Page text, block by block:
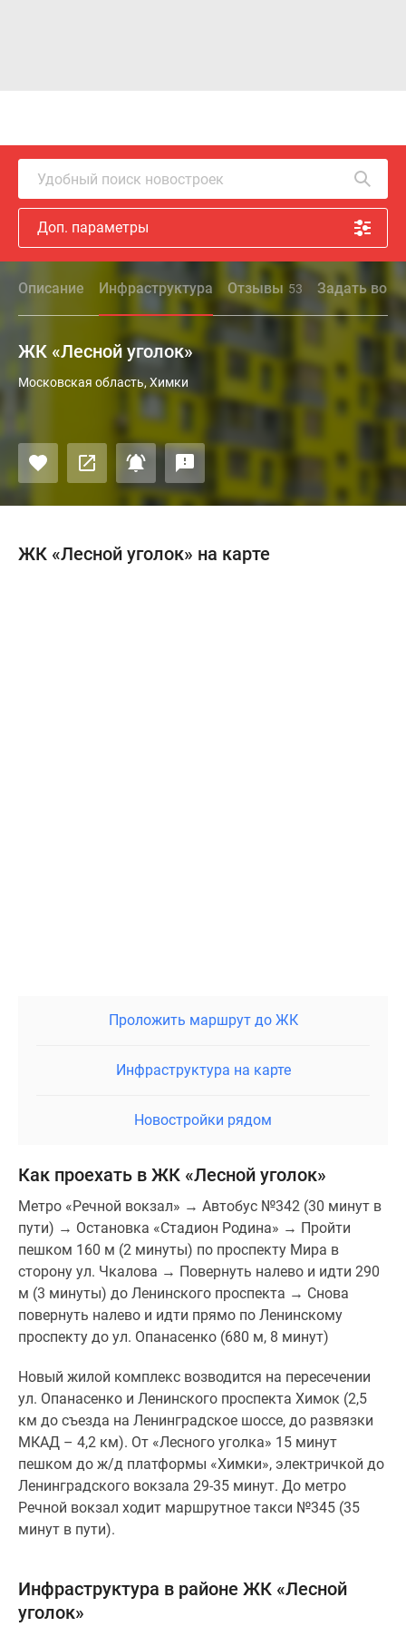
Удобный поиск новостроек
Доп. параметры
Описание Инфраструктура Отзывы 53 Задать
ЖК «Лесной уголок»
Московская область, Химки
ЖК «Лесной уголок» на карте
Проложить маршрут до ЖК
Инфраструктура на карте
Новостройки рядом
Как проехать в ЖК «Лесной уголок»
Метро «Речной вокзал» → Автобус №342 (30 минут в
пути) → Остановка «Стадион Родина» → Пройти
пешком 160 м (2 минуты) по проспекту Мира в
сторону ул. Чкалова → Повернуть налево и идти 290
м (3 минуты) до Ленинского проспекта → Снова
повернуть налево и идти прямо по Ленинскому
проспекту до ул. Опанасенко (680 м, 8 минут)
Новый жилой комплекс возводится на пересечении
ул. Опанасенко и Ленинского проспекта Химок (2,5
км до съезда на Ленинградское шоссе, до развязки
МКАД – 4,2 км). От «Лесного уголка» 15 минут
пешком до ж/д платформы «Химки», электричкой до
Ленинградского вокзала 29-35 минут. До метро
Речной вокзал ходит маршрутное такси №345 (35
минут в пути).
Инфраструктура в районе ЖК «Лесной
уголок»